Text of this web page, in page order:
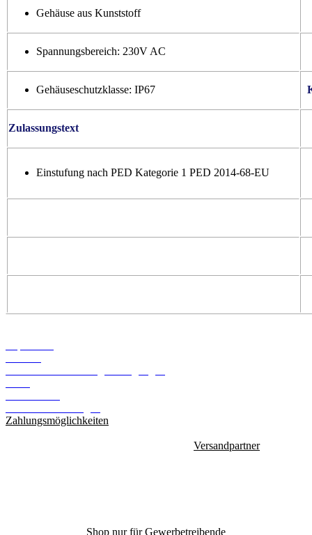
Gehäuse aus Kunststoff
Spannungsbereich: 230V AC
Gehäuseschutzklasse: IP67
Zulassungstext
Einstufung nach PED Kategorie 1 PED 2014-68-EU
Zahlungsmöglichkeiten
Versandpartner
Shop nur für Gewerbetreibende